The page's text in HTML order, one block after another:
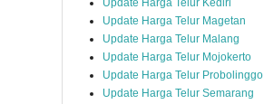
Update Harga Telur Kediri
Update Harga Telur Magetan
Update Harga Telur Malang
Update Harga Telur Mojokerto
Update Harga Telur Probolinggo
Update Harga Telur Semarang